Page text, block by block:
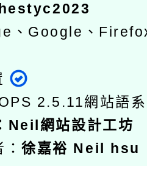
、Google、
2.5.11網站語
Neil網站設計工坊
：徐嘉裕 Neil hsu